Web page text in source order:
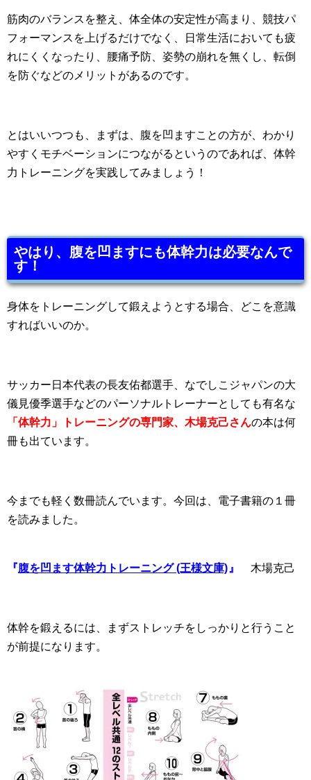
筋肉のバランスを整え、体全体の安定性が高まり、競技パ
フォーマンスを上げるだけでなく、日常生活においても疲
れにくくなったり、腰痛予防、姿勢の崩れを無くし、転倒
を防ぐなどのメリットがあるのです。
とはいいつつも、まずは、腹を凹ますことの方が、わかり
やすくモチベーションにつながるというのであれば、体幹
力トレーニングを実践してみましょう！
やはり、腹を凹ますにも体幹力は必要なんで
す！
身体をトレーニングして鍛えようとする場合、どこを意識
すればいいのか。
サッカー日本代表の長友佑都選手、なでしこジャパンの大
儀見優季選手などのパーソナルトレーナーとしても有名な
「体幹力」トレーニングの専門家、 木場克己さんの本は何
冊も出ています。
今までも軽く数冊読んでいます。今回は、電子書籍の１冊
を読みました。
『腹を凹ます体幹力トレーニング (王様文庫) 』 木場克己
体幹を鍛えるには、まずストレッチをしっかりと行うこと
が前提になります。